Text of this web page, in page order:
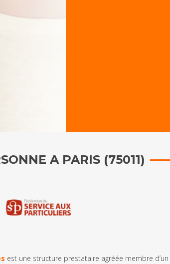
A PARIS (75011)
est une structure prestataire agréée membre d’un